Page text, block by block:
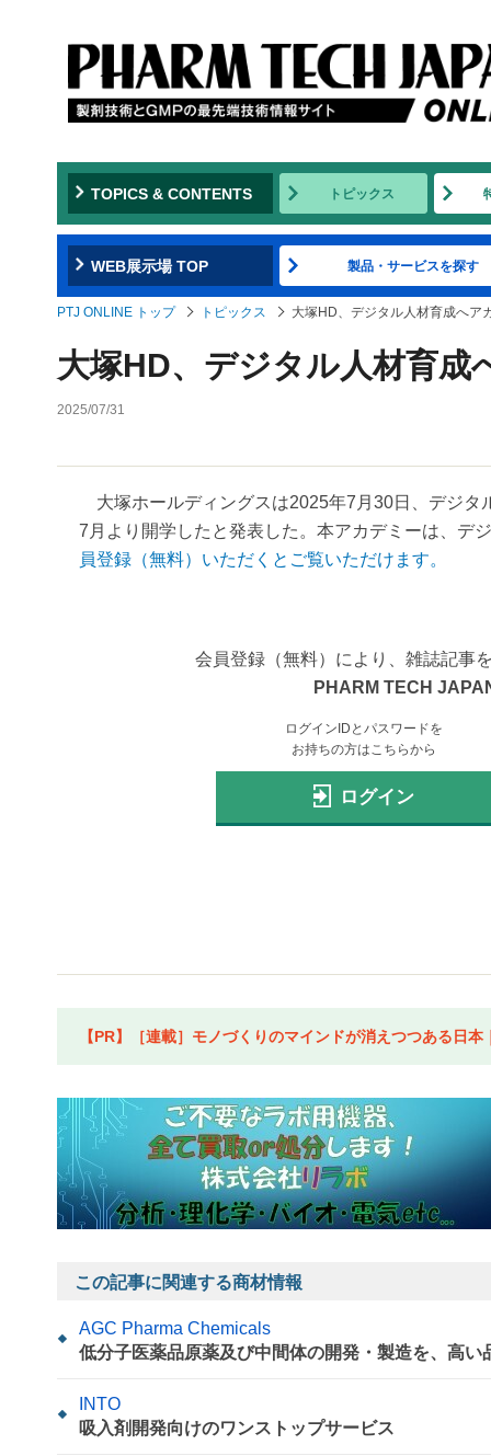
TOPICS & CONTENTS トピックス
WEB展示場 TOP 製品・サービスを探す
PTJ ONLINE トップ トピックス 大塚HD、デジタル人材育成へア
大塚HD、デジタル人材育成
2025/07/31
大塚ホールディングスは2025年7月30日、デジタ
7月より開学したと発表した。本アカデミーは、デ
員登録（無料）いただくとご覧いただけます。
会員登録（無料）により、雑誌記事
PHARM TECH
ログインIDとパスワードを
お持ちの方はこちらから
ログイン
【PR】［連載］モノづくりのマインドが消えつつある日
この記事に関連する商材情報
AGC Pharma Chemicals
低分子医薬品原薬及び中間体の開発・製造を、高い
INTO
吸入剤開発向けのワンストップサービス